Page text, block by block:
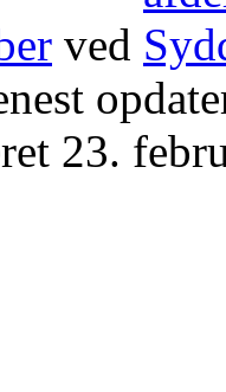
ved
23.